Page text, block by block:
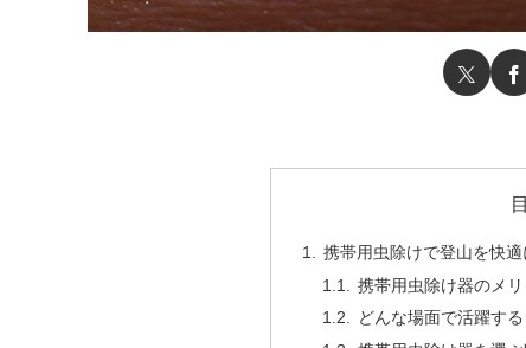
携帯用虫除けで登山を快
携帯用虫除け器のメリ
どんな場面で活躍する